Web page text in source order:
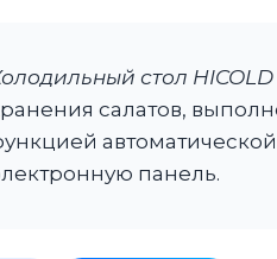
стол HICOLD
салатов,
панель.